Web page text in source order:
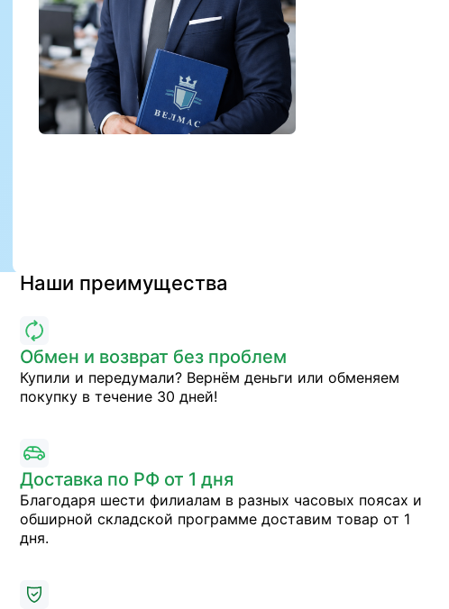
Наши преимущества
Обмен и возврат без проблем
Купили и передумали? Вернём деньги или обменяем
покупку в течение 30 дней!
Доставка по РФ от 1 дня
Благодаря шести филиалам в разных часовых поясах и
обширной складской программе доставим товар от 1
дня.